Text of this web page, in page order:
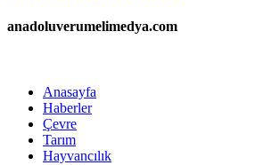
anadoluverumelimedya.com
Anasayfa
Haberler
Çevre
Tarım
Hayvancılık